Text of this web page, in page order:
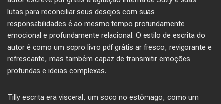
lutas para reconciliar seus desejos com suas
responsabilidades é ao mesmo tempo profundamente
emocional e profundamente relacional. O estilo de escrita do
autor é como um sopro livro pdf grátis ar fresco, revigorante e
refrescante, mas também capaz de transmitir emoções
profundas e ideias complexas.
Tilly escrita era visceral, um soco no estômago, como um